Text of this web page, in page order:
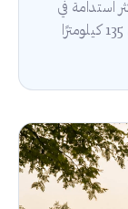
استدامة في
مدينة الرياض، عبر شريان أخضر يمتد لأكثر من 135 كيلومترًا